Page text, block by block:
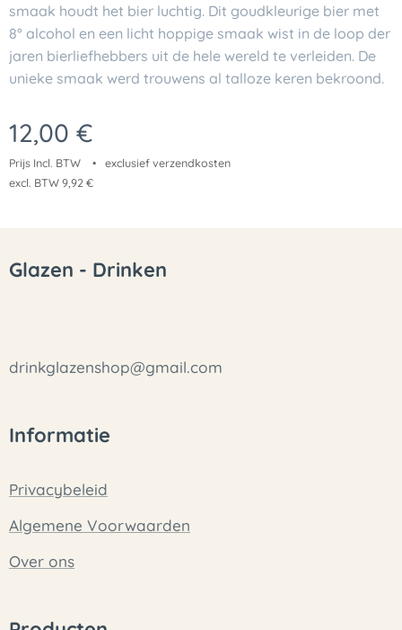
smaak houdt het bier luchtig. Dit goudkleurige bier met
8° alcohol en een licht hoppige smaak wist in de loop der
jaren bierliefhebbers uit de hele wereld te verleiden. De
unieke smaak werd trouwens al talloze keren bekroond.
12,00 €
Prijs Incl. BTW
exclusief verzendkosten
excl. BTW 9,92 €
Glazen - Drinken
drinkglazenshop@gmail.com
Informatie
Privacybeleid
Algemene Voorwaarden
Over ons